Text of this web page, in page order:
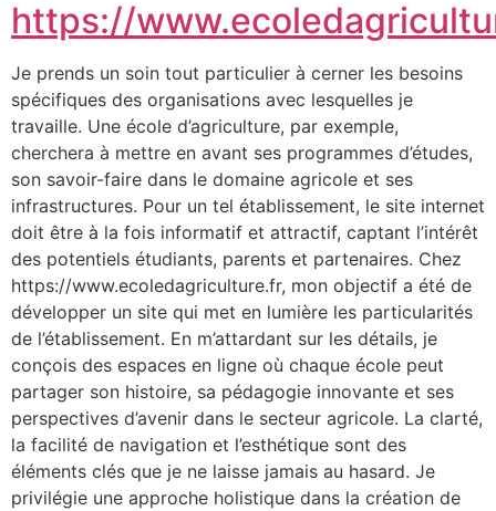
https://
Je prends un soin tout particulier à cerner les besoins
spécifiques des organisations avec lesquelles je
travaille. Une école d’agriculture, par exemple,
cherchera à mettre en avant ses programmes d’études,
son savoir-faire dans le domaine agricole et ses
infrastructures. Pour un tel établissement, le site internet
doit être à la fois informatif et attractif, captant l’intérêt
des potentiels étudiants, parents et partenaires. Chez
https://www.ecoledagriculture.fr, mon objectif a été de
développer un site qui met en lumière les particularités
de l’établissement. En m’attardant sur les détails, je
conçois des espaces en ligne où chaque école peut
partager son histoire, sa pédagogie innovante et ses
perspectives d’avenir dans le secteur agricole. La clarté,
la facilité de navigation et l’esthétique sont des
éléments clés que je ne laisse jamais au hasard. Je
privilégie une approche holistique dans la création de